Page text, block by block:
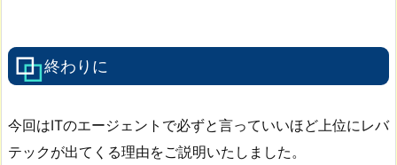
終わりに
今回はITのエージェントで必ずと言っていいほど上位にレバ
テックが出てくる理由をご説明いたしました。